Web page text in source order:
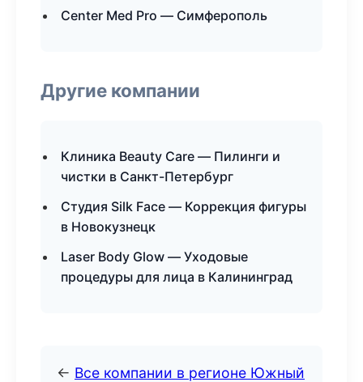
Center Med Pro — Симферополь
Другие компании
Клиника Beauty Care — Пилинги и
чистки в Санкт-Петербург
Студия Silk Face — Коррекция фигуры
в Новокузнецк
Laser Body Glow — Уходовые
процедуры для лица в Калининград
← Все компании в регионе Южный